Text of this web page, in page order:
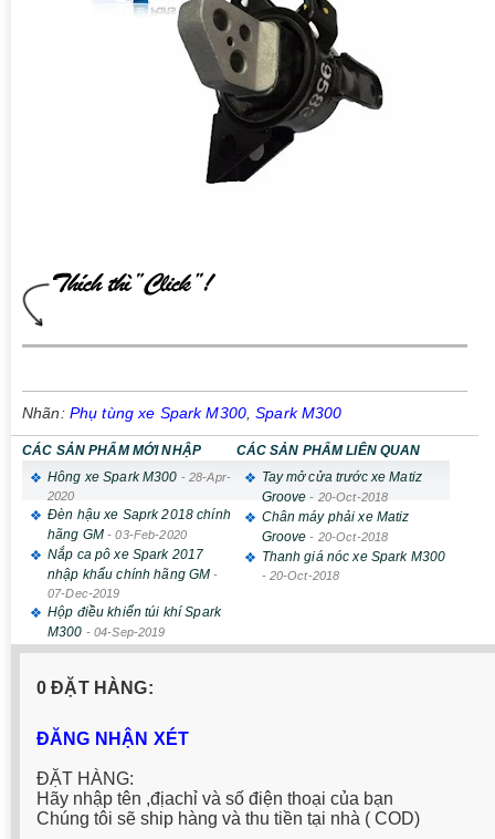
Nhãn: Phụ tùng xe Spark M300,Spark M300
CÁC SẢN PHẨM MỚI NHẬP
Hông xe Spark M300 - 28-Apr-
2020
Đèn hậu xe Saprk 2018 chính
hãng GM-03-Feb-2020
Nắp ca pô xe Spark 2017
nhập khẩu chính hãng GM -
07-Dec-2019
Hộp điều khiển túi khí Spark
M300 - 04-Sep-2019
CÁC SẢN PHẨM LIÊN QUAN
Tay mở cửa trước xe Matiz
Groove - 20-Oct-2018
Chân máy phải xe Matiz
Groove - 20-Oct-2018
Thanh giá nóc xe Spark M300
- 20-Oct-2018
0 ĐẶT HÀNG:
ĐĂNG NHẬN XÉT
ĐẶT HÀNG:
Hãy nhập tên ,địachỉ và số điện thoại của bạn
Chúng tôi sẽ ship hàng và thu tiền tại nhà ( COD)